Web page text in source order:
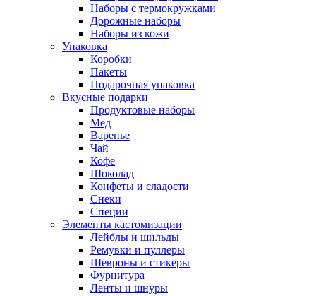
Наборы с термокружками
Дорожные наборы
Наборы из кожи
Упаковка
Коробки
Пакеты
Подарочная упаковка
Вкусные подарки
Продуктовые наборы
Мед
Варенье
Чай
Кофе
Шоколад
Конфеты и сладости
Снеки
Специи
Элементы кастомизации
Лейблы и шильды
Ремувки и пуллеры
Шевроны и стикеры
Фурнитура
Ленты и шнуры